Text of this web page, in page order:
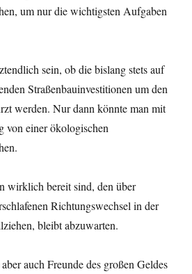
um nur die wichtigsten Aufgaben
sein, ob die bislang stets auf
Straßenbauinvestitionen um den
werden. Nur dann könnte man mit
von einer ökologischen
wirklich bereit sind, den über
Richtungswechsel in der
bleibt abzuwarten.
auch Freunde des großen Geldes